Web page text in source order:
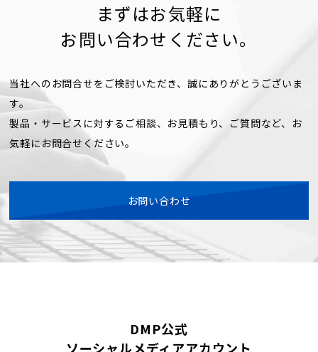
まずはお気軽に
お問い合わせください。
当社へのお問合せをご検討いただき、誠にありがとうございま
す。
製品・サービスに対するご相談、お見積もり、ご質問など、お
気軽にお問合せください。
お問い合わせ
DMP公式
ソーシャルメディアアカウント